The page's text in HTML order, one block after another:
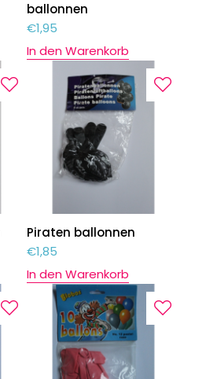
ballonnen
€1,95
In den Warenkorb
Piraten ballonnen
€1,85
In den Warenkorb